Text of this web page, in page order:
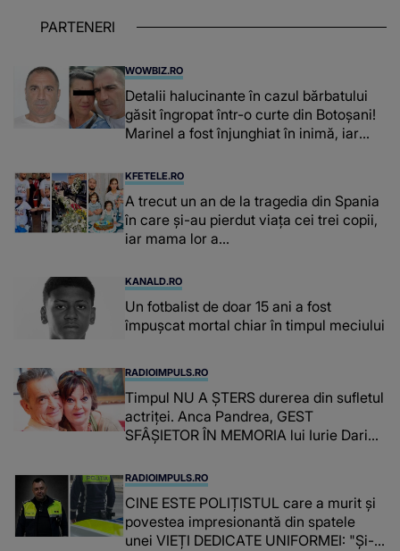
PARTENERI
WOWBIZ.RO
Detalii halucinante în cazul bărbatului
găsit îngropat într-o curte din Botoșani!
Marinel a fost înjunghiat în inimă, iar
suspecți
KFETELE.RO
A trecut un an de la tragedia din Spania
în care și-au pierdut viața cei trei copii,
iar mama lor a…
KANALD.RO
Un fotbalist de doar 15 ani a fost
împușcat mortal chiar în timpul meciului
RADIOIMPULS.RO
Timpul NU A ȘTERS durerea din sufletul
actriței. Anca Pandrea, GEST
SFÂȘIETOR ÎN MEMORIA lui Iurie Darie:
timpul parcă..."
RADIOIMPULS.RO
CINE ESTE POLIȚISTUL care a murit și
povestea impresionantă din spatele
unei VIEȚI DEDICATE UNIFORMEI: "Și-a